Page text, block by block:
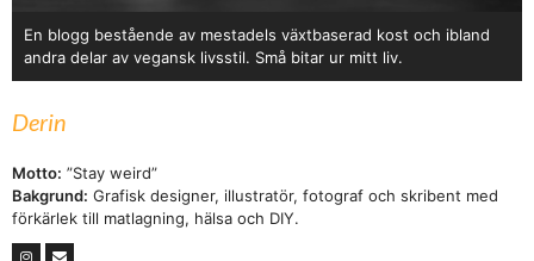
En blogg bestående av mestadels växtbaserad kost och ibland
andra delar av vegansk livsstil. Små bitar ur mitt liv.
Derin
Motto: ”Stay weird”
Bakgrund: Grafisk designer, illustratör, fotograf och skribent med
förkärlek till matlagning, hälsa och DIY.